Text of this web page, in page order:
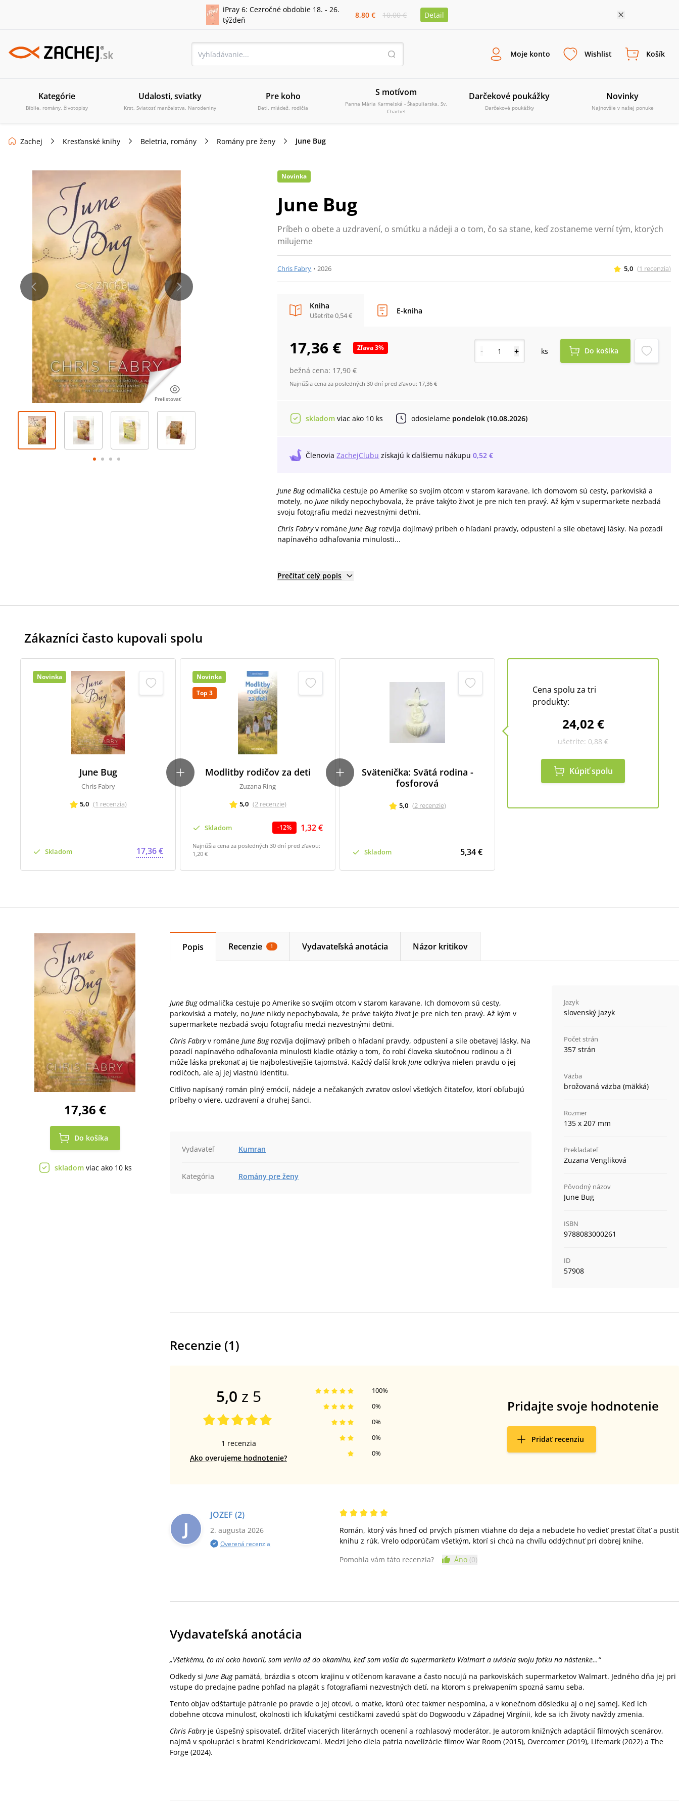
iPray 6: Cezročné obdobie 18. - 26.
týždeň
8,80 € 10,00 € Detail
Moje konto Wishlist Košík
Kategórie
Biblie, romány, životopisy
Udalosti, sviatky
Krst, Sviatosť manželstva, Narodeniny
Pre koho
Deti, mládež, rodičia
S motívom
Panna Mária Karmelská - Škapuliarska, Sv.
Charbel
Darčekové poukážky
Darčekové poukážky
Novinky
Najnovšie v našej ponuke
Zachej Kresťanské knihy Beletria, romány Romány pre ženy June Bug
Prelistovať
Novinka
June Bug
Príbeh o obete a uzdravení, o smútku a nádeji a o tom, čo sa stane, keď zostaneme verní tým, ktorých
milujeme
Chris Fabry •2026 5,0 (1 recenzia)
Kniha
Ušetríte0,54 €
E-kniha
17,36 € Zľava3%
bežná cena: 17,90 €
Najnižšia cena za posledných 30 dní pred zľavou: 17,36 €
- + ks Do košíka
skladom viac ako 10 ks odosielame pondelok (10.08.2026)
Členovia ZachejClubu získajú k ďalšiemu nákupu 0,52 €
June Bugodmalička cestuje po Amerike so svojím otcom v starom karavane. Ich domovom sú cesty, parkoviská a
motely, noJune nikdy nepochybovala, že práve takýto život je pre nich ten pravý. Až kým v supermarkete nezbadá
svoju fotografiu medzi nezvestnými deťmi.
Chris Fabryv románeJune Bugrozvíja dojímavý príbeh o hľadaní pravdy, odpustení a sile obetavej lásky. Na pozadí
napínavého odhaľovania minulosti...
Prečítať celý popis
Zákazníci často kupovali spolu
Novinka
June Bug
Chris Fabry
5,0 (1 recenzia)
Skladom 17,36 €
Novinka
Top 3
Modlitby rodičov za deti
Zuzana Ring
5,0 (2 recenzie)
Skladom -12% 1,32 €
Najnižšia cena za posledných 30 dní pred zľavou:
1,20 €
Svätenička: Svätá rodina -
fosforová
5,0 (2 recenzie)
Skladom 5,34 €
Cena spolu za tri
produkty:
24,02 €
ušetríte: 0,88 €
Kúpiť spolu
17,36 €
Do košíka
skladom viac ako 10 ks
Popis Recenzie 1 Vydavateľská anotácia Názor kritikov
June Bugodmalička cestuje po Amerike so svojím otcom v starom karavane. Ich domovom sú cesty,
parkoviská a motely, no June nikdy nepochybovala, že práve takýto život je pre nich ten pravý. Až kým v
supermarkete nezbadá svoju fotografiu medzi nezvestnými deťmi.
Chris Fabryv románe June Bugrozvíja dojímavý príbeh o hľadaní pravdy, odpustení a sile obetavej lásky. Na
pozadí napínavého odhaľovania minulosti kladie otázky o tom, čo robí človeka skutočnou rodinou a či
môže láska prekonať aj tie najbolestivejšie tajomstvá. Každý ďalší krok June odkrýva nielen pravdu o jej
rodičoch, ale aj jej vlastnú identitu.
Citlivo napísaný román plný emócií, nádeje a nečakaných zvratov osloví všetkých čitateľov, ktorí obľubujú
príbehy o viere, uzdravení a druhej šanci.
Vydavateľ Kumran
Kategória Romány pre ženy
Jazyk
slovenský jazyk
Počet strán
357 strán
Väzba
brožovaná väzba (mäkká)
Rozmer
135 x 207 mm
Prekladateľ
Zuzana Vengliková
Pôvodný názov
June Bug
ISBN
9788083000261
ID
57908
Recenzie (1)
5,0 z 5
1 recenzia
Ako overujeme hodnotenie?
0%
0%
0%
0%
100%
Pridajte svoje hodnotenie
Pridať recenziu
J
JOZEF (2)
2. augusta 2026
Overená recenzia
Román, ktorý vás hneď od prvých písmen vtiahne do deja a nebudete ho vedieť prestať čítať a pustiť
knihu z rúk. Vrelo odporúčam všetkým, ktorí si chcú na chvíľu oddýchnuť pri dobrej knihe.
Pomohla vám táto recenzia?
Áno (0)
Vydavateľská anotácia
„Všetkému, čo mi ocko hovoril, som verila až do okamihu, keď som vošla do supermarketu Walmart a uvidela svoju fotku na nástenke…“
Odkedy si June Bug pamätá, brázdia s otcom krajinu v otlčenom karavane a často nocujú na parkoviskách supermarketov Walmart. Jedného dňa jej pri
vstupe do predajne padne pohľad na plagát s fotografiami nezvestných detí, na ktorom s prekvapením spozná samu seba.
Tento objav odštartuje pátranie po pravde o jej otcovi, o matke, ktorú otec takmer nespomína, a v konečnom dôsledku aj o nej samej. Keď ich
dobehne otcova minulosť, okolnosti ich kľukatými cestičkami zavedú späť do Dogwoodu v Západnej Virgínii, kde sa ich životy navždy zmenia.
Chris Fabry je úspešný spisovateľ, držiteľ viacerých literárnych ocenení a rozhlasový moderátor. Je autorom knižných adaptácií filmových scenárov,
najmä v spolupráci s bratmi Kendrickovcami. Medzi jeho diela patria novelizácie filmov War Room (2015), Overcomer (2019), Lifemark (2022) a The
Forge (2024).